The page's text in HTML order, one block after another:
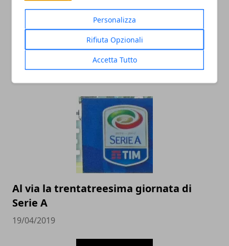
Personalizza
Rifiuta Opzionali
Accetta Tutto
L'importanza della manutenzione per
un campo sportivo
Al via la trentatreesima giornata di
Serie A
19/04/2019